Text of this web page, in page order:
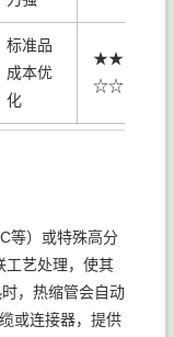
标准品
成本优
化
★★★
☆☆
等）或特殊高分
工艺处理，使其
，热缩管会自动
或连接器，提供